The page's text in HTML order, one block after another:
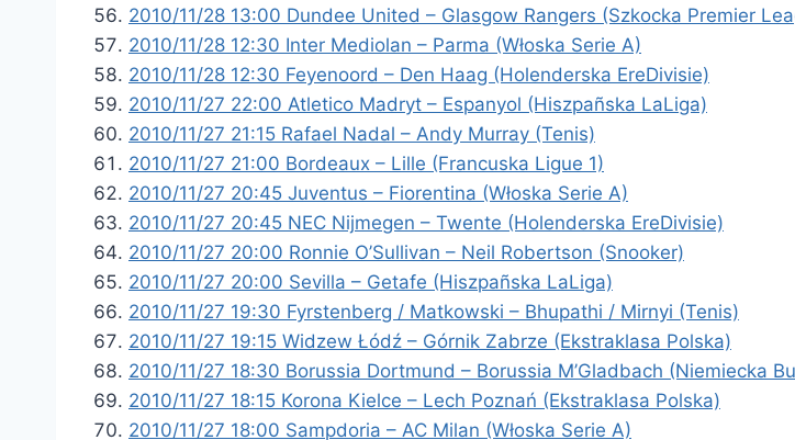
2010/11/28 13:00 Dundee United – Glasgow Rangers (Szkocka Premier
2010/11/28 12:30 Inter Mediolan – Parma (Włoska Serie A)
2010/11/28 12:30 Feyenoord – Den Haag (Holenderska EreDivisie)
2010/11/27 22:00 Atletico Madryt – Espanyol (Hiszpañska LaLiga)
2010/11/27 21:15 Rafael Nadal – Andy Murray (Tenis)
2010/11/27 21:00 Bordeaux – Lille (Francuska Ligue 1)
2010/11/27 20:45 Juventus – Fiorentina (Włoska Serie A)
2010/11/27 20:45 NEC Nijmegen – Twente (Holenderska EreDivisie)
2010/11/27 20:00 Ronnie O’Sullivan – Neil Robertson (Snooker)
2010/11/27 20:00 Sevilla – Getafe (Hiszpañska LaLiga)
2010/11/27 19:30 Fyrstenberg / Matkowski – Bhupathi / Mirnyi (Tenis)
2010/11/27 19:15 Widzew Łódź – Górnik Zabrze (Ekstraklasa Polska)
2010/11/27 18:30 Borussia Dortmund – Borussia M’Gladbach (Niemiecka
2010/11/27 18:15 Korona Kielce – Lech Poznań (Ekstraklasa Polska)
2010/11/27 18:00 Sampdoria – AC Milan (Włoska Serie A)